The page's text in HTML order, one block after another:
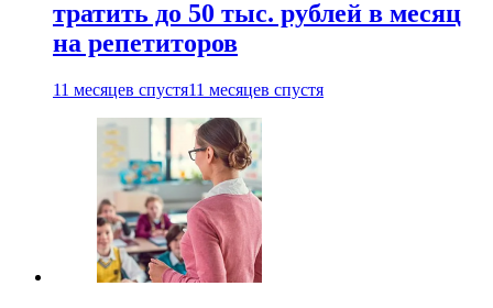
тратить до 50 тыс. рублей в месяц
на репетиторов
11 месяцев спустя11 месяцев спустя